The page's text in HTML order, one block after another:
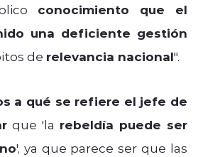
conocimiento que el
una deficiente gestión
de relevancia nacional".
a qué se refiere el jefe de
que 'la rebeldía puede ser
', ya que parece ser que las